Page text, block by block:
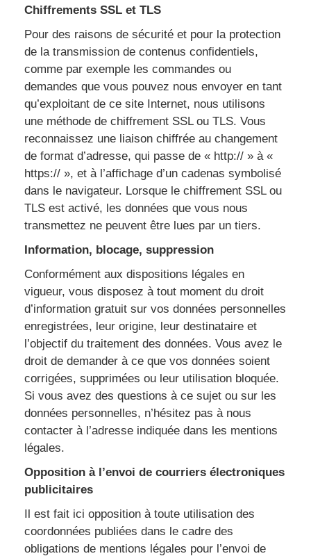
Chiffrements SSL et TLS
Pour des raisons de sécurité et pour la protection
de la transmission de contenus confidentiels,
comme par exemple les commandes ou
demandes que vous pouvez nous envoyer en tant
qu’exploitant de ce site Internet, nous utilisons
une méthode de chiffrement SSL ou TLS. Vous
reconnaissez une liaison chiffrée au changement
de format d’adresse, qui passe de « http:// » à «
https:// », et à l’affichage d’un cadenas symbolisé
dans le navigateur. Lorsque le chiffrement SSL ou
TLS est activé, les données que vous nous
transmettez ne peuvent être lues par un tiers.
Information, blocage, suppression
Conformément aux dispositions légales en
vigueur, vous disposez à tout moment du droit
d’information gratuit sur vos données personnelles
enregistrées, leur origine, leur destinataire et
l’objectif du traitement des données. Vous avez le
droit de demander à ce que vos données soient
corrigées, supprimées ou leur utilisation bloquée.
Si vous avez des questions à ce sujet ou sur les
données personnelles, n’hésitez pas à nous
contacter à l’adresse indiquée dans les mentions
légales.
Opposition à l’envoi de courriers électroniques
publicitaires
Il est fait ici opposition à toute utilisation des
coordonnées publiées dans le cadre des
obligations de mentions légales pour l’envoi de